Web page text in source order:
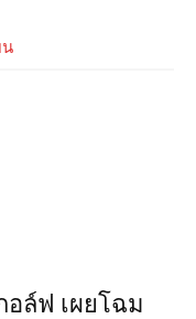
น
อล์ฟ เผยโฉม